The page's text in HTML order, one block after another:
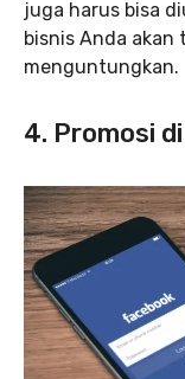
juga harus bisa
bisnis Anda akan
menguntungkan.
4. Promosi